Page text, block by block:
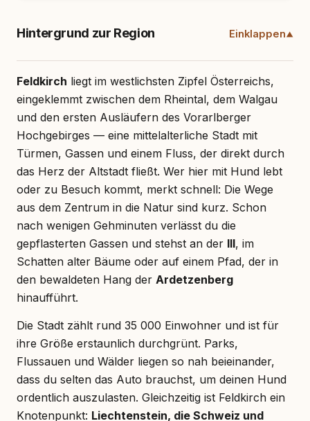
Hintergrund zur Region Einklappen
Feldkirch liegt im westlichsten Zipfel Österreichs,
eingeklemmt zwischen dem Rheintal, dem Walgau
und den ersten Ausläufern des Vorarlberger
Hochgebirges — eine mittelalterliche Stadt mit
Türmen, Gassen und einem Fluss, der direkt durch
das Herz der Altstadt fließt. Wer hier mit Hund lebt
oder zu Besuch kommt, merkt schnell: Die Wege
aus dem Zentrum in die Natur sind kurz. Schon
nach wenigen Gehminuten verlässt du die
gepflasterten Gassen und stehst an der Ill, im
Schatten alter Bäume oder auf einem Pfad, der in
den bewaldeten Hang der Ardetzenberg
hinaufführt.
Die Stadt zählt rund 35 000 Einwohner und ist für
ihre Größe erstaunlich durchgrünt. Parks,
Flussauen und Wälder liegen so nah beieinander,
dass du selten das Auto brauchst, um deinen Hund
ordentlich auszulasten. Gleichzeitig ist Feldkirch ein
Knotenpunkt: Liechtenstein, die Schweiz und